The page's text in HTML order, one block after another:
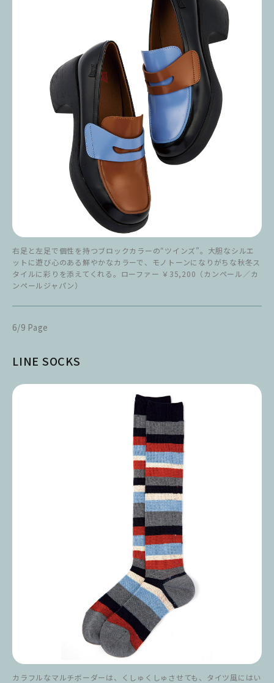
右足と左足で個性を持つブロックカラーの“ツインズ”。大胆なシルエ
ットに遊び心のある鮮やかなカラーで、モノトーンになりがちな秋冬ス
タイルに彩りを添えてくれる。ローファー ￥35,200（カンペール／カ
ンペールジャパン）
6/9 Page
LINE SOCKS
カラフルなマルチボーダーは、くしゅくしゅさせても、タイツ風にはい